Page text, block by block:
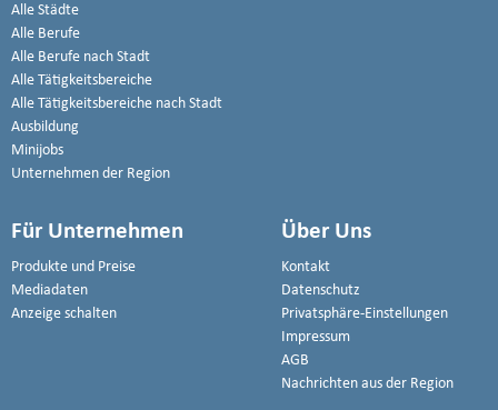
Alle Städte
Alle Berufe
Alle Berufe nach Stadt
Alle Tätigkeitsbereiche
Alle Tätigkeitsbereiche nach Stadt
Ausbildung
Minijobs
Unternehmen der Region
Für Unternehmen
Produkte und Preise
Mediadaten
Anzeige schalten
Über Uns
Kontakt
Datenschutz
Privatsphäre-Einstellungen
Impressum
AGB
Nachrichten aus der Region